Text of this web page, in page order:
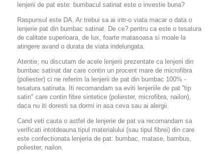
lenjerii de pat este: bumbacul satinat este o investie buna?
Raspunsul este DA. Ar trebui sa ai intr-o viata macar o data o
lenjerie pat din bumbac satinat. De ce? pentru ca este o tesatura
de calitate superioara, de lux, foarte matasoasa si moale la
atingere avand o durata de viata indelungata.
Atentie, nu discutam de acele lenjerii prezentate ca lenjerii din
bumbac satinat dar care contin un procent mare de microfibra
(poliester) ci ne referim la lenjerii de pat din bumbac 100% -
tesatura satinata. Iti recomandam sa eviti lenjeriile de pat ''tip
satin" care contin fibre sintetice (poliester, microfibra, nailon),
daca nu iti doresti sa dormi in asa ceva sau ai alergii.
Cand veti cauta o astfel de lenjerie de pat va recomandam sa
verificati intotdeauna tipul materialului (sau tipul fibrei) din care
este confectionata lenjeria de pat: bumbac, matase, bambus,
poliester, nailon.